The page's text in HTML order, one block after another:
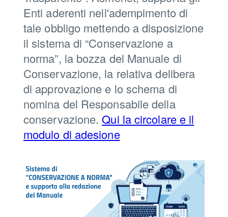
Enti aderenti nell'adempimento di
tale obbligo mettendo a disposizione
il sistema di “Conservazione a
norma”, la bozza del Manuale di
Conservazione, la relativa delibera
di approvazione e lo schema di
nomina del Responsabile della
conservazione.Qui la circolare e il
modulo di adesione